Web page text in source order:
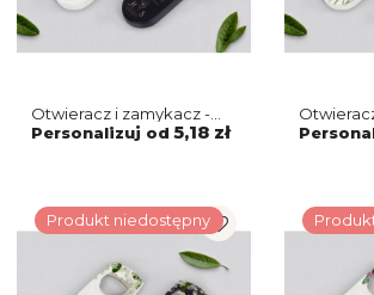
Otwieracz i zamykacz -
Fiori Motyw 3
Personalizuj od 5,18 zł
Soft
Produkt niedostępny